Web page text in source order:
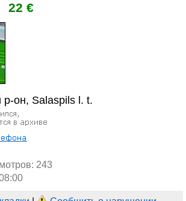
22 €
р-он, Salaspils l. t.
243